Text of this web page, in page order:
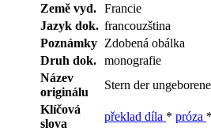
Země vyd. Francie
Jazyk dok. francouzština
Poznámky Zdobená obálka
Druh dok. monografie
Název
originálu
Stern der
Klíčová
slova
překlad díla * próza *